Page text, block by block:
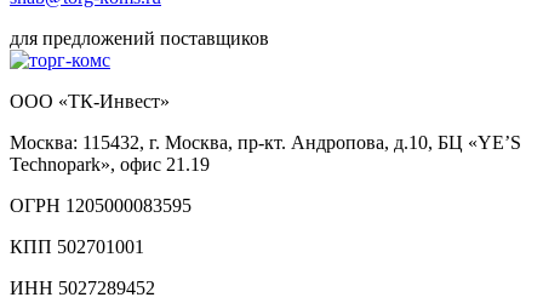
для предложений поставщиков
ООО «ТК-Инвест»
Москва: 115432, г. Москва, пр-кт. Андропова, д.10, БЦ «YE’S
Technopark», офис 21.19
ОГРН 1205000083595
КПП 502701001
ИНН 5027289452